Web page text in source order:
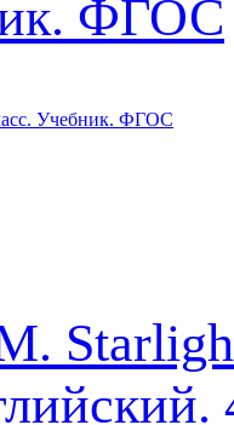
Учебник. ФГОС